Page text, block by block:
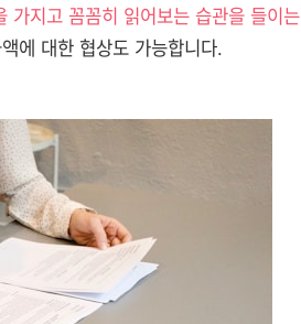
가지고 꼼꼼히 읽어보는 습관을 들이는
에 대한 협상도 가능합니다.